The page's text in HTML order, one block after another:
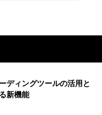
ディングツールの活用と
新機能